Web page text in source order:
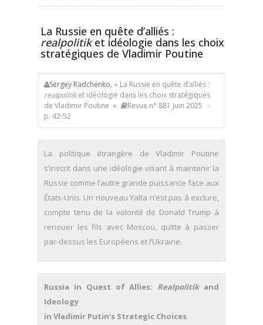
La Russie en quête d’alliés :
realpolitiket idéologie dans les choix
stratégiques de Vladimir Poutine
Sergey Radchenko, « La Russie en quête d’alliés :
realpolitiket idéologie dans les choix stratégiques
de Vladimir Poutine »
Revue n° 881 Juin 2025 -
p. 42-52
La politique étrangère de Vladimir Poutine
s’inscrit dans une idéologie visant à maintenir la
Russie comme l’autre grande puissance face aux
États-Unis. Un nouveau Yalta n’est pas à exclure,
compte tenu de la volonté de Donald Trump à
renouer les fils avec Moscou, quitte à passer
par-dessus les Européens et l’Ukraine.
Russia in Quest of Allies: Realpolitikand
Ideology
in Vladimir Putin’s Strategic Choices